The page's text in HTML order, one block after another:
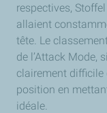
respectives,
allaient
tête. Le
de l’Attack Mode,
clairement difficile
position en
idéale.